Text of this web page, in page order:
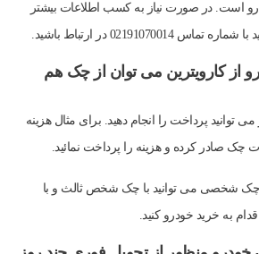
است. در صورت نیاز به کسب اطلاعات بیشتر
در ارتباط باشید.
از کارویترین می توان از چک هم
می توانید پرداخت را انجام دهید. برای مثال هزینه
چک صادر کرده و هزینه را پرداخت نمائید.
شخصی می توانید با چک شخص ثالث و با
به خرید خودرو کنید.